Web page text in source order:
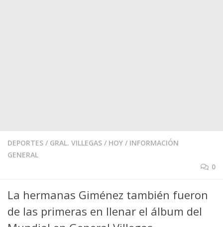
DEPORTES / GRAL. VILLEGAS / HOY / INFORMACIÓN
GENERAL
0
La hermanas Giménez también fueron
de las primeras en llenar el álbum del